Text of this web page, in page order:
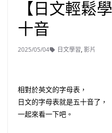
【日文輕鬆
十音
2025/05/04 日文學習,影片
相對於英文的字母表，
日文的字母表就是五十音了，
一起來看一下吧。